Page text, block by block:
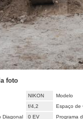
foto
NIKON
Modelo
f/4,2
Espaço de
Diagonal
0 EV
Programa